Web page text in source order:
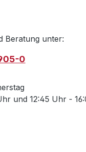
Beratung unter:
0
und 12:45 Uhr -